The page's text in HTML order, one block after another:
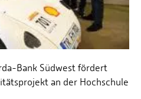
Bank Südwest fördert
an der Hochschule